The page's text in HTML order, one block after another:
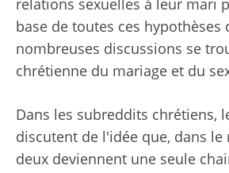
base de toutes ces hypothèses
nombreuses discussions se
chrétienne du mariage et du
Dans les subreddits chrétiens,
discutent de l'idée que, dans le
deux deviennent une seule